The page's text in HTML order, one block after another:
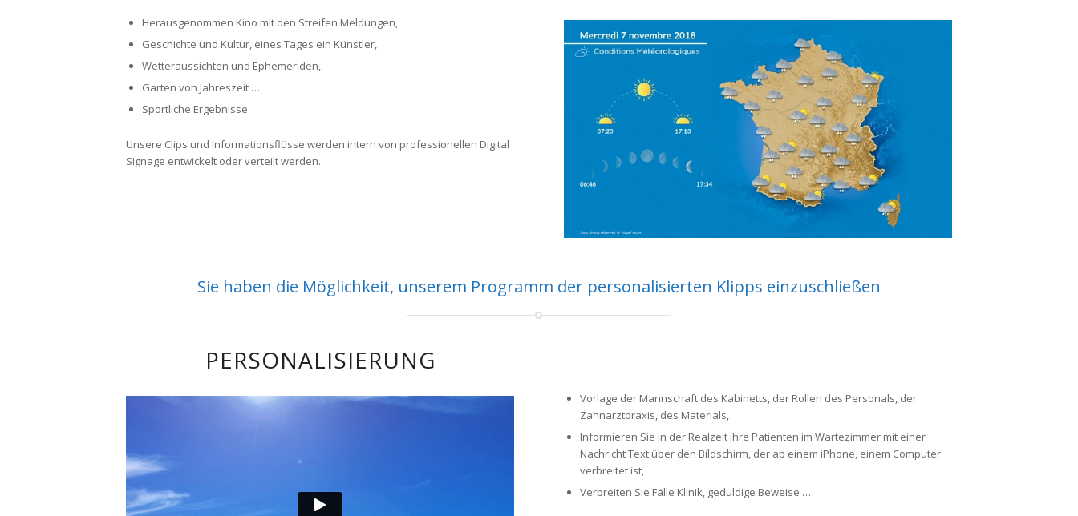
Herausgenommen Kino mit den Streifen Meldungen,
Geschichte und Kultur, eines Tages ein Künstler,
Wetteraussichten und Ephemeriden,
Garten von Jahreszeit …
Sportliche Ergebnisse
Unsere Clips und Informationsflüsse werden intern von professionellen Digital
Signage entwickelt oder verteilt werden.
Sie haben die Möglichkeit, unserem Programm der personalisierten Klipps einzuschließen
PERSONALISIERUNG
Vorlage der Mannschaft des Kabinetts, der Rollen des Personals, der
Zahnarztpraxis, des Materials,
Informieren Sie in der Realzeit ihre Patienten im Wartezimmer mit einer
Nachricht Text über den Bildschirm, der ab einem iPhone, einem Computer
verbreitet ist,
Verbreiten Sie Fälle Klinik, geduldige Beweise …